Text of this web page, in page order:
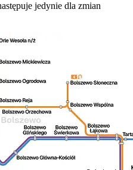
jedynie dla zmian